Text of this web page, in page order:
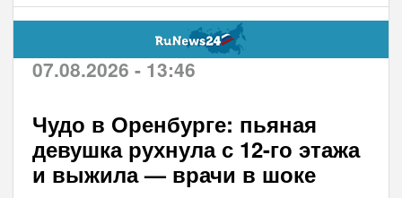
07.08.2026 - 13:46
Чудо в Оренбурге: пьяная
девушка рухнула с 12-го этажа
и выжила — врачи в шоке